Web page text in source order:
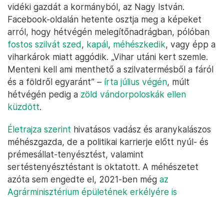
vidéki gazdát a kormányból, az Nagy István.
Facebook-oldalán hetente osztja meg a képeket
arról, hogy hétvégén melegítőnadrágban, pólóban
fostos szilvát szed, kapál, méhészkedik, vagy épp a
viharkárok miatt aggódik. „Vihar utáni kert szemle.
Menteni kell ami menthető a szilvatermésből a fáról
és a földről egyaránt” – írta július végén, múlt
hétvégén pedig a zöld vándorpoloskák ellen
küzdött.
Életrajza szerint hivatásos vadász és aranykalászos
méhészgazda, de a politikai karrierje előtt nyúl- és
prémesállat-tenyésztést, valamint
sertéstenyésztéstant is oktatott. A méhészetet
azóta sem engedte el, 2021-ben még az
Agrárminisztérium épületének erkélyére is